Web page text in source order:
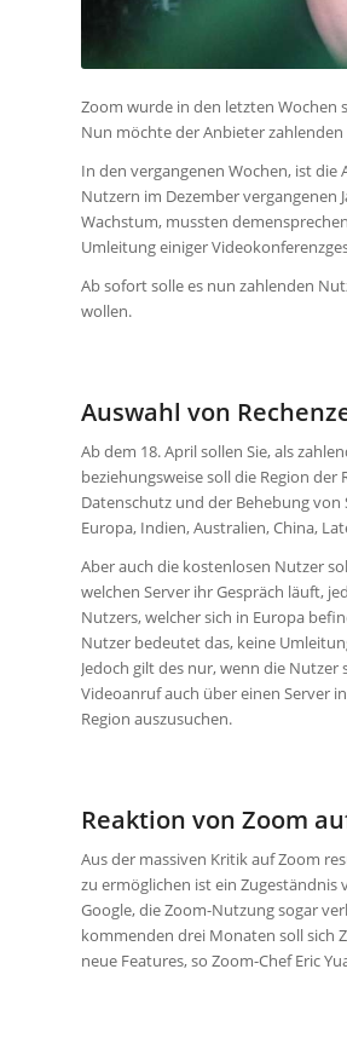
Zoom wurde in den letzten
Nun möchte der Anbieter
In den vergangenen Wochen, ist
Nutzern im Dezember vergangenen
Wachstum, mussten
Umleitung einiger
Ab sofort solle es nun zahlenden
wollen.
Auswahl von
Ab dem 18. April sollen Sie, als
beziehungsweise soll die Region
Datenschutz und der Behebung von
Europa, Indien, Australien, China,
Aber auch die kostenlosen Nutzer
welchen Server ihr Gespräch läuft,
Nutzers, welcher sich in Europa
Nutzer bedeutet das, keine
Jedoch gilt des nur, wenn die
Videoanruf auch über einen Server
Region auszusuchen.
Reaktion von Zoom
Aus der massiven Kritik auf Zoom
zu ermöglichen ist ein Zugeständnis
Google, die Zoom-Nutzung sogar
kommenden drei Monaten soll sich
neue Features, so Zoom-Chef Eric